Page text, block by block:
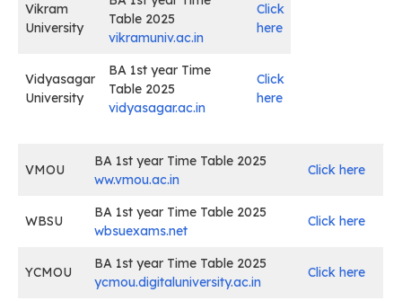
Vikram
University
Table 2025
vikramuniv.ac.in
Click
here
Vidyasagar
University
BA 1st year Time
Table 2025
vidyasagar.ac.in
Click
here
VMOU
BA 1st year Time Table 2025
ww.vmou.ac.in
Click here
WBSU
BA 1st year Time Table 2025
wbsuexams.net
Click here
YCMOU
BA 1st year Time Table 2025
ycmou.digitaluniversity.ac.in
Click here